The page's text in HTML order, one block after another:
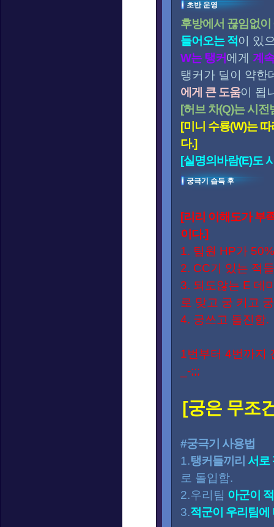
초반 운영
후방에서 끊임없이
들어오는 적 이 있
W는 탱커에게 계속
탱커가 딜이 약한
에게 큰 도움이 됩
[허브 차(Q)는 시
[미니 수룡(W)는
다.]
[실명의바람(E)도
궁극기 습득 후
[리리 이해도가 부
이다.]
1. 팀원 HP가
2. CC기 있는 적
3. 되도않는 E 데
로 맞고 궁 키고
4. 궁쓰고 돌진함.
1번부터 4번까지
_-;;;
[궁은 무조
#궁극기 사용법
1.탱커들끼리 서로
로 돌입함.
2.우리팀 아군이
3.적군이 우리팀에